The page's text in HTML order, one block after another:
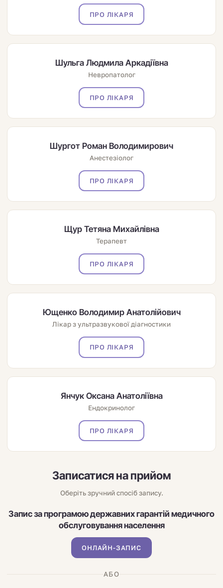
ПРО ЛІКАРЯ
Шульга Людмила Аркадіївна
Невропатолог
ПРО ЛІКАРЯ
Шургот Роман Володимирович
Анестезіолог
ПРО ЛІКАРЯ
Щур Тетяна Михайлівна
Терапевт
ПРО ЛІКАРЯ
Ющенко Володимир Анатолійович
Лікар з ультразвукової діагностики
ПРО ЛІКАРЯ
Янчук Оксана Анатоліївна
Ендокринолог
ПРО ЛІКАРЯ
Записатися на прийом
Оберіть зручний спосіб запису.
Запис за програмою державних гарантій медичного
обслуговування населення
ОНЛАЙН-ЗАПИС
АБО